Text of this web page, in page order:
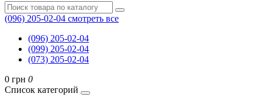
(096) 205-02-04 смотреть все
(096) 205-02-04
(099) 205-02-04
(073) 205-02-04
0 грн 0
Список категорий